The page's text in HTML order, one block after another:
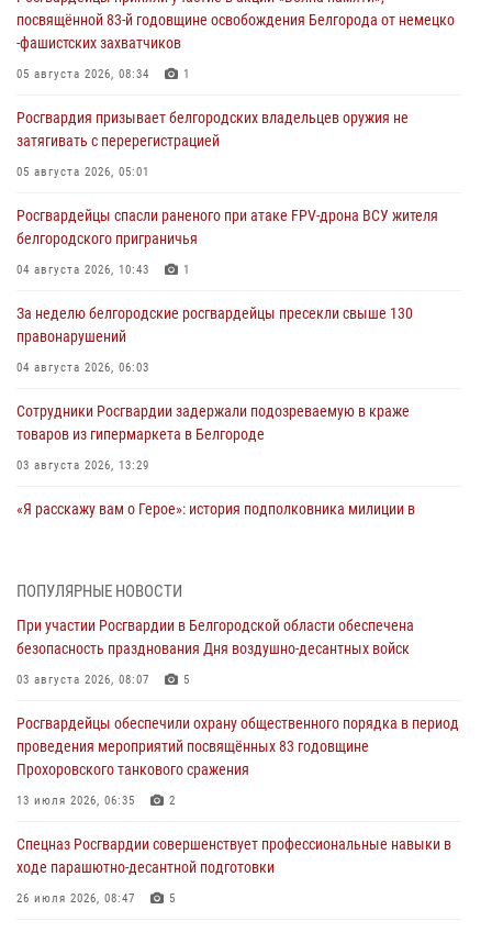
посвящённой 83‑й годовщине освобождения Белгорода от немецко
‑фашистских захватчиков
05 августа 2026, 08:34 1
Росгвардия призывает белгородских владельцев оружия не
затягивать с перерегистрацией
05 августа 2026, 05:01
Росгвардейцы спасли раненого при атаке FPV-дрона ВСУ жителя
белгородского приграничья
04 августа 2026, 10:43 1
За неделю белгородские росгвардейцы пресекли свыше 130
правонарушений
04 августа 2026, 06:03
Сотрудники Росгвардии задержали подозреваемую в краже
товаров из гипермаркета в Белгороде
03 августа 2026, 13:29
«Я расскажу вам о Герое»: история подполковника милиции в
сборов «Армата» в Белгородской области
03 августа 2026, 10:12
безопасность празднования Дня воздушно-десантных войск
03 августа 2026, 08:07
«Росгвардия. Вехи истории»: специальные моторизованные части
02 августа 2026, 07:10 1
Росгвардейцы оказали помощь пострадавшему в результате атаки
ПОПУЛЯРНЫЕ НОВОСТИ
При участии Росгвардии в Белгородской области обеспечена
безопасность празднования Дня воздушно-десантных войск
03 августа 2026, 08:07 5
Росгвардейцы обеспечили охрану общественного порядка в период
проведения мероприятий посвящённых 83 годовщине
Прохоровского танкового сражения
13 июля 2026, 06:35 2
Спецназ Росгвардии совершенствует профессиональные навыки в
ходе парашютно-десантной подготовки
26 июля 2026, 08:47 5